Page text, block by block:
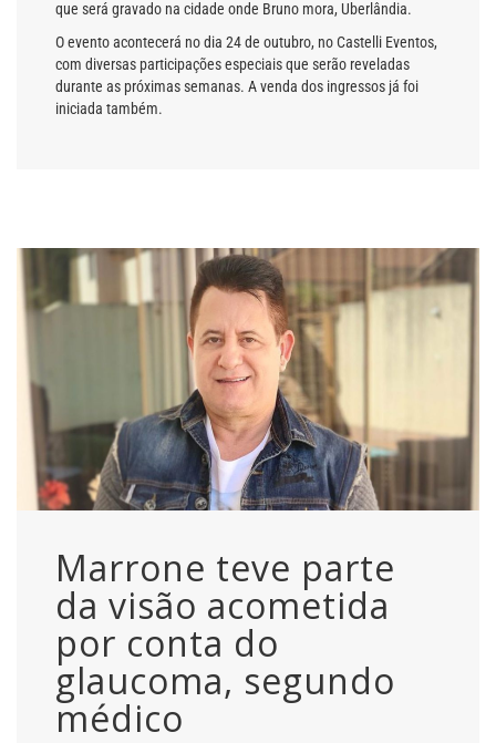
que será gravado na cidade onde Bruno mora, Uberlândia.
O evento acontecerá no dia 24 de outubro, no Castelli Eventos,
com diversas participações especiais que serão reveladas
durante as próximas semanas. A venda dos ingressos já foi
iniciada também.
Marrone teve parte
da visão acometida
por conta do
glaucoma, segundo
médico